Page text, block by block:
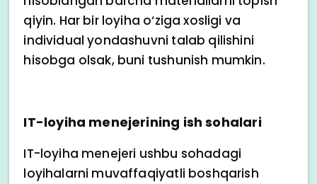
qiyin. Har bir loyiha o‘ziga xosligi va
individual yondashuvni talab qilishini
hisobga olsak, buni tushunish mumkin.
IT-loyiha menejerining ish sohalari
IT-loyiha menejeri ushbu sohadagi
loyihalarni muvaffaqiyatli boshqarish